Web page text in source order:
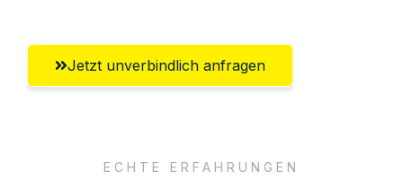
Jetzt unverbindlich anfragen
ECHTE ERFAHRUNGEN